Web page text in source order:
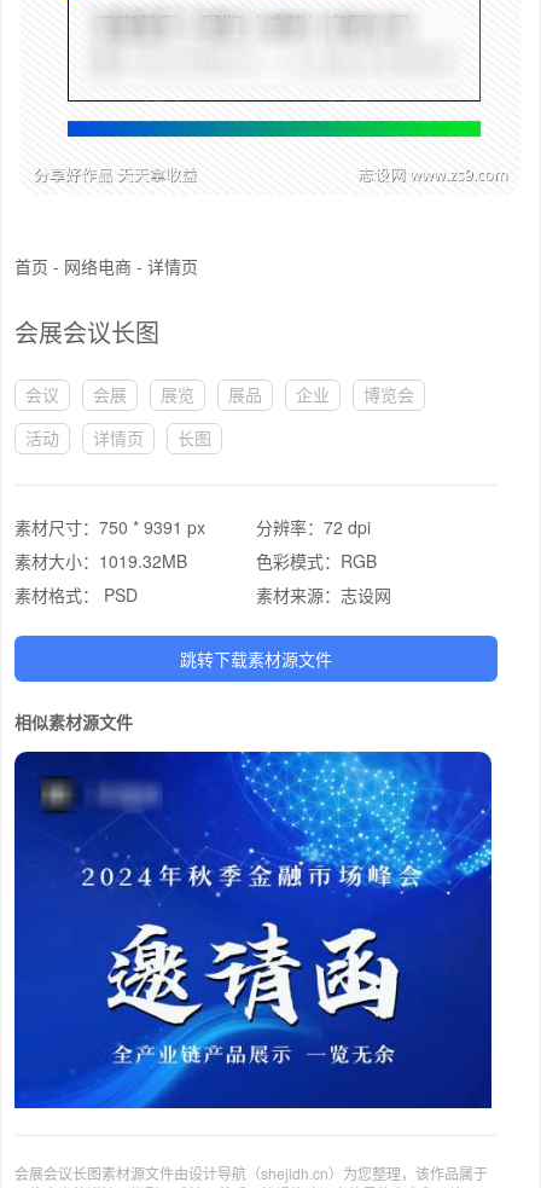
首页 - 网络电商 - 详情页
会展会议长图
会议 会展 展览 展品 企业
博览会
活动
详情页 长图
素材尺寸： 750 * 9391 px 分辨率： 72 dpi
素材大小： 1019.32MB 色彩模式： RGB
素材格式：
PSD 素材来源： 志设网
跳转下载素材源文件
相似素材源文件
会展会议长图素材源文件由设计导航（shejidh.cn）为您整理，该作品属于